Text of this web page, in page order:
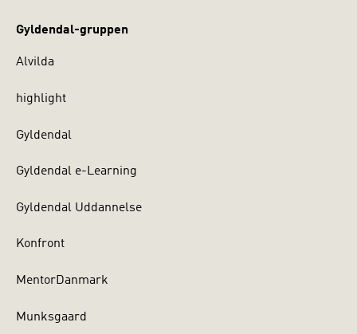
Gyldendal-gruppen
Alvilda
highlight
Gyldendal
Gyldendal e-Learning
Gyldendal Uddannelse
Konfront
MentorDanmark
Munksgaard